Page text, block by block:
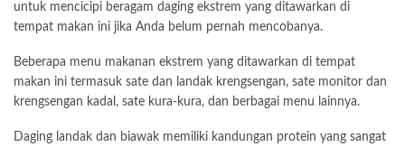
untuk mencicipi beragam daging ekstrem yang ditawarkan di
tempat makan ini jika Anda belum pernah mencobanya.
Beberapa menu makanan ekstrem yang ditawarkan di tempat
makan ini termasuk sate dan landak krengsengan, sate monitor dan
krengsengan kadal, sate kura-kura, dan berbagai menu lainnya.
Daging landak dan biawak memiliki kandungan protein yang sangat